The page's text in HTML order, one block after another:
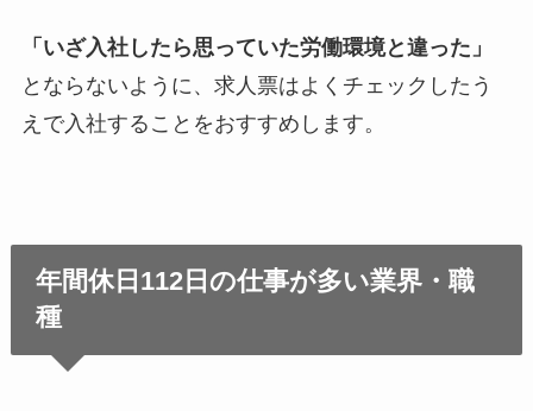
「いざ入社したら思っていた労働環境と違った」
とならないように、求人票はよくチェックしたう
えで入社することをおすすめします。
年間休日112日の仕事が多い業界・職
種